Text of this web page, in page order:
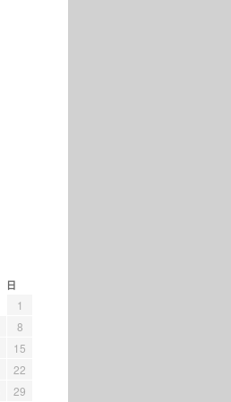
日
1
8
15
22
29